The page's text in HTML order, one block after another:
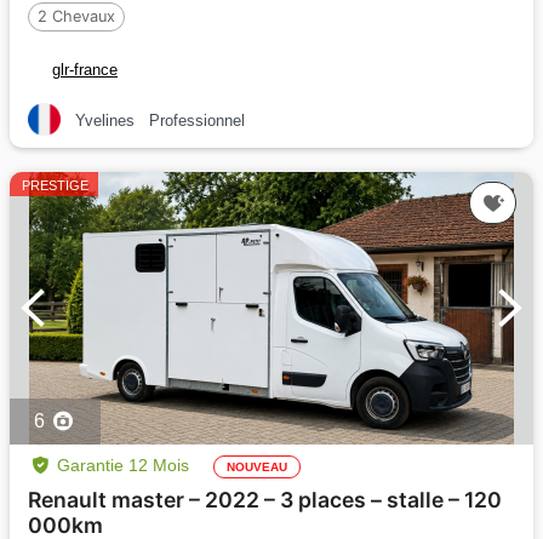
2 Chevaux
glr-france
Yvelines Professionnel
PRESTIGE
6
Garantie 12 Mois NOUVEAU
Renault master – 2022 – 3 places – stalle – 120
000km